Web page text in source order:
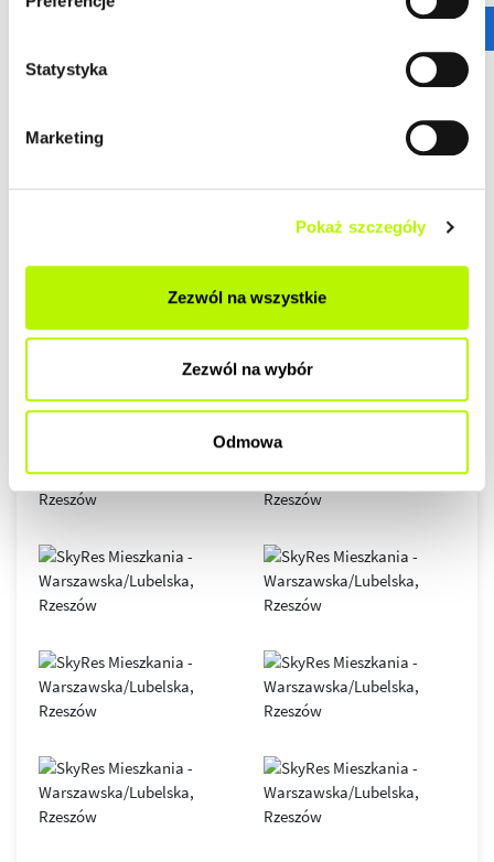
Statystyka
Marketing
Pokaż szczegóły
Zezwól na wszystkie
Zezwól na wybór
Odmowa